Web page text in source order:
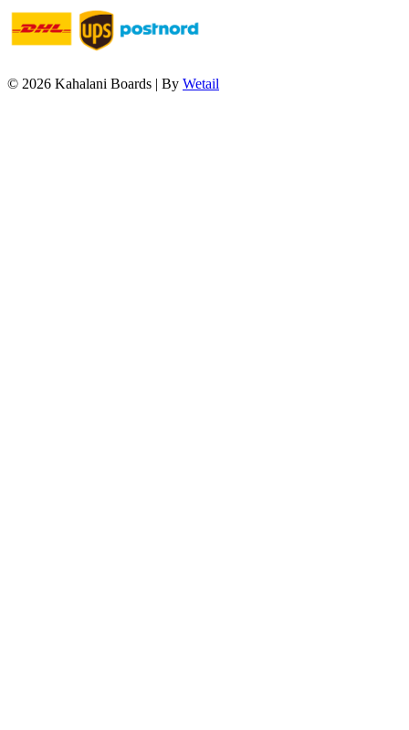
© 2026 Kahalani Boards | By Wetail